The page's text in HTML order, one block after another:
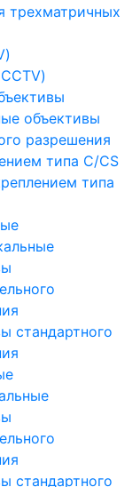
трехматричных
объективы
разрешения
типа C/CS
типа
стандартного
стандартного